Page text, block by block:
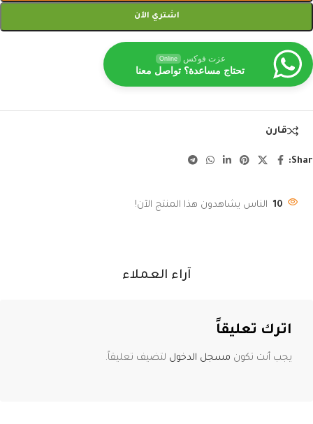
اشتري الآن
عزت فوكس Online
تحتاج مساعدة؟ تواصل معنا
قارن
10 الناس يشاهدون هذا المنتج الآن!
آراء العملاء
اترك تعليقاً
يجب أنت تكون مسجل الدخول لتضيف تعليقاً.